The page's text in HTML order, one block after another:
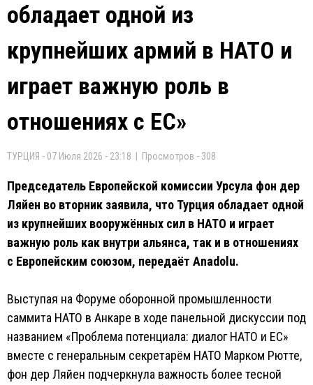
обладает одной из
крупнейших армий в НАТО и
играет важную роль в
отношениях с ЕС»
ТУРЦИЯ - 07 Июля 2026 - 23:18 | Просмотров - 308
Председатель Европейской комиссии Урсула фон дер
Ляйен во вторник заявила, что Турция обладает одной
из крупнейших вооружённых сил в НАТО и играет
важную роль как внутри альянса, так и в отношениях
с Европейским союзом, передаёт Anadolu.
Выступая на Форуме оборонной промышленности
саммита НАТО в Анкаре в ходе панельной дискуссии под
названием «Проблема потенциала: диалог НАТО и ЕС»
вместе с генеральным секретарём НАТО Марком Рютте,
фон дер Ляйен подчеркнула важность более тесной